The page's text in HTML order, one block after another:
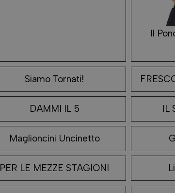
Il
Siamo Tornati!
DAMMI IL 5 IL
Maglioncini Uncinetto
PER LE MEZZE STAGIONI